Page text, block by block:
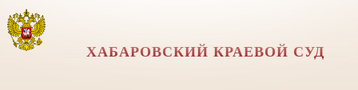
ХАБАРОВСКИЙ КРАЕВОЙ СУД